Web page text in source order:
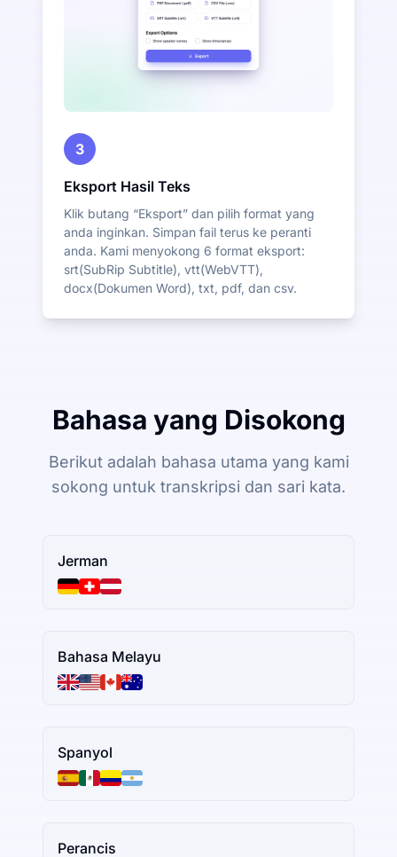
3
Eksport Hasil Teks
Klik butang “Eksport” dan pilih format yang
anda inginkan. Simpan fail terus ke peranti
anda. Kami menyokong 6 format eksport:
srt(SubRip Subtitle), vtt(WebVTT),
docx(Dokumen Word), txt, pdf, dan csv.
Bahasa yang Disokong
Berikut adalah bahasa utama yang kami
sokong untuk transkripsi dan sari kata.
Jerman
Bahasa Melayu
Spanyol
Perancis